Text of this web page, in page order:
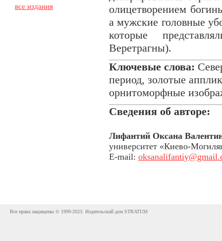
все издания
олицетворением
а мужские головные
которые
Веретрагны).
Ключевые слова:
период, золотые
орнитоморфные
Сведения об авторе:
Лифантий Оксана
университет «Киево-
E-mail:
Все права защищены © 1999-2023. Издательский дом STRATUM